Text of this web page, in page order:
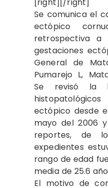
Se comunica el
ectópico
retrospectiva
gestaciones
General de
Pumarejo L,
Se revisó la
ectópico desde
mayo del 2006
reportes, de
expedientes
rango de edad
media de 25.6
El motivo de